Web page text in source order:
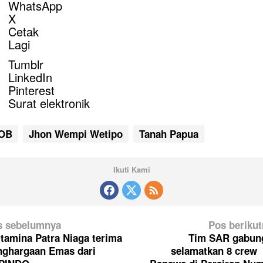
WhatsApp
X
Cetak
Lagi
Tumblr
LinkedIn
Pinterest
Surat elektronik
Jhon Wempi Wetipo Tanah Papua
Ikuti Kami
sebelumnya
Patra Niaga terima
Emas dari
Pos
Tim SAR
selamatkan 8 crew